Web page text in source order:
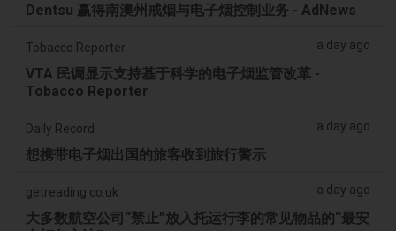
Dentsu 赢得南澳州戒烟与电子烟控制业务 - AdNews
Tobacco Reporter a day ago
VTA 民调显示支持基于科学的电子烟监管改革 -
Tobacco Reporter
Daily Record a day ago
想携带电子烟出国的旅客收到旅行警示
getreading.co.uk a day ago
大多数航空公司“禁止”放入托运行李的常见物品的“最安